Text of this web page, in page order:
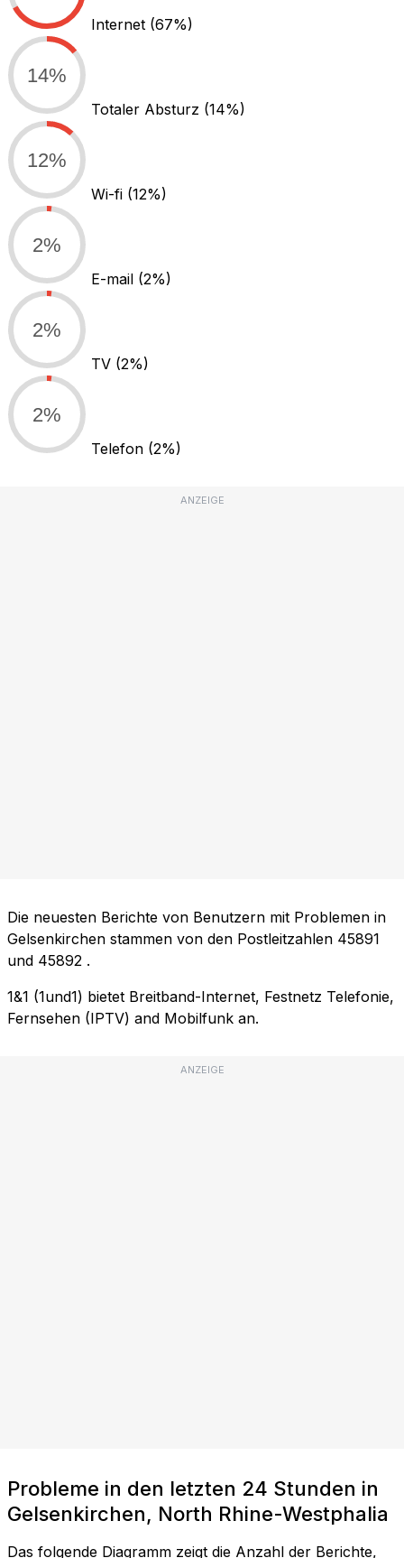
Internet (67%)
14%
Totaler Absturz (14%)
12%
Wi-fi (12%)
2%
E-mail (2%)
2%
TV (2%)
2%
Telefon (2%)
ANZEIGE
Die neuesten Berichte von Benutzern mit Problemen in
Gelsenkirchen stammen von den Postleitzahlen 45891
und 45892 .
1&1 (1und1) bietet Breitband-Internet, Festnetz Telefonie,
Fernsehen (IPTV) and Mobilfunk an.
ANZEIGE
Probleme in den letzten 24 Stunden in
Gelsenkirchen, North Rhine-Westphalia
Das folgende Diagramm zeigt die Anzahl der Berichte,